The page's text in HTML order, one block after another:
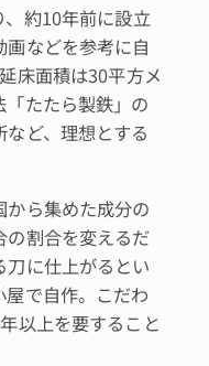
約10年前に設立
などを参考に自
床面積は30平方メ
たたら製鉄」の
ど、理想とする
ら集めた成分の
の割合を変えるだ
刀に仕上がるとい
で自作。こだわ
以上を要すること